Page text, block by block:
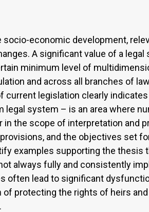
economic development,
A significant value of a
minimum level of
and across all branches of
current legislation clearly
legal system – is an area where
in the scope of interpretation and
and the objectives set
examples supporting the thesis
always fully and consistently
often lead to significant
protecting the rights of heirs